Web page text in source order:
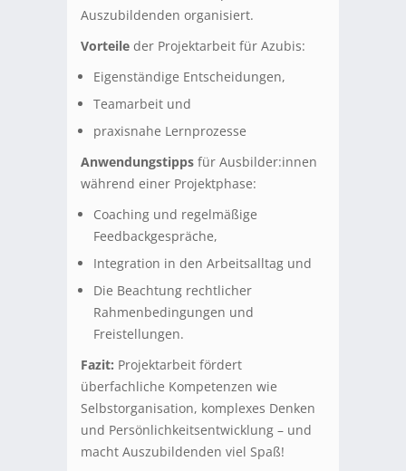
Auszubildenden organisiert.
Vorteile der Projektarbeit für Azubis:
Eigenständige Entscheidungen,
Teamarbeit und
praxisnahe Lernprozesse
Anwendungstipps für Ausbilder:innen
während einer Projektphase:
Coaching und regelmäßige
Feedbackgespräche,
Integration in den Arbeitsalltag und
Die Beachtung rechtlicher
Rahmenbedingungen und
Freistellungen.
Fazit: Projektarbeit fördert
überfachliche Kompetenzen wie
Selbstorganisation, komplexes Denken
und Persönlichkeitsentwicklung – und
macht Auszubildenden viel Spaß!